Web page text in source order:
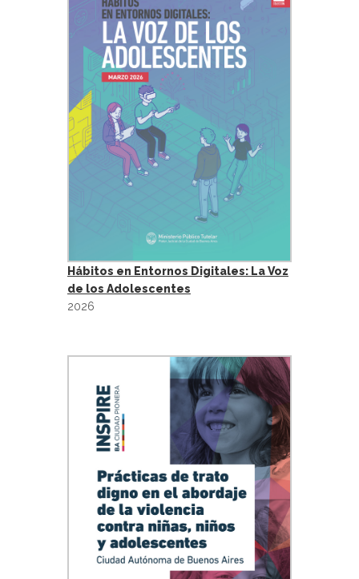
Hábitos en Entornos Digitales: La Voz
de los Adolescentes
2026